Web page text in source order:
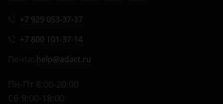
+7 929 053-37-37
+7 800 101-37-14
help@adact.ru